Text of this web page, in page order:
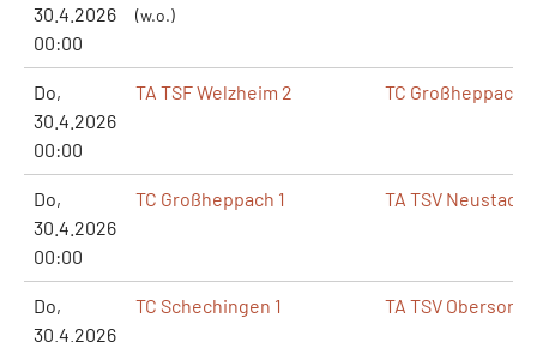
30.4.2026
00:00
(w.o.)
Do,
30.4.2026
00:00
TA TSF Welzheim 2 TC Großheppach 1
Do,
30.4.2026
00:00
TC Großheppach 1 TA TSV Neustadt 1
Do,
30.4.2026
TC Schechingen 1 TA TSV